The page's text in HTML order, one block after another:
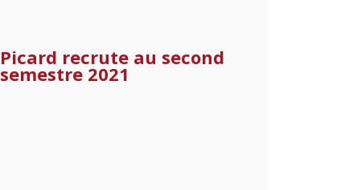
Picard recrute au second
semestre 2021